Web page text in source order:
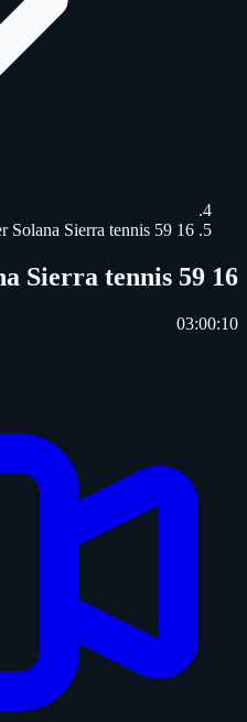
16 59 Katie Boulter Solana Sierra tennis
16 59 Katie Boulter Solana Sierra tennis
03:00:10